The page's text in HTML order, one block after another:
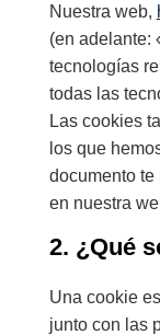
Nuestra web,
(en adelante:
tecnologías
todas las
Las cookies
los que
documento
en nuestra
2. ¿Qué
Una cookie
junto con las